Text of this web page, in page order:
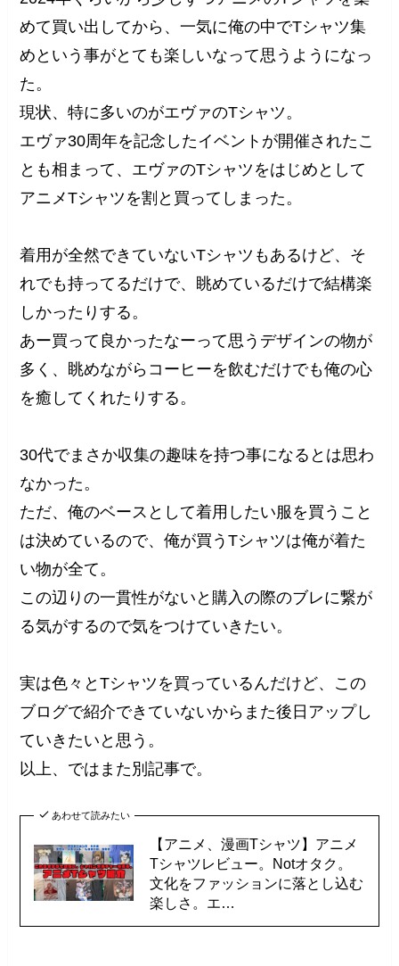
めて買い出してから、一気に俺の中でTシャツ集
めという事がとても楽しいなって思うようになっ
た。
現状、特に多いのがエヴァのTシャツ。
エヴァ30周年を記念したイベントが開催されたこ
とも相まって、エヴァのTシャツをはじめとして
アニメTシャツを割と買ってしまった。
着用が全然できていないTシャツもあるけど、そ
れでも持ってるだけで、眺めているだけで結構楽
しかったりする。
あー買って良かったなーって思うデザインの物が
多く、眺めながらコーヒーを飲むだけでも俺の心
を癒してくれたりする。
30代でまさか収集の趣味を持つ事になるとは思わ
なかった。
ただ、俺のベースとして着用したい服を買うこと
は決めているので、俺が買うTシャツは俺が着た
い物が全て。
この辺りの一貫性がないと購入の際のブレに繋が
る気がするので気をつけていきたい。
実は色々とTシャツを買っているんだけど、この
ブログで紹介できていないからまた後日アップし
ていきたいと思う。
以上、ではまた別記事で。
あわせて読みたい
【アニメ、漫画Tシャツ】アニメ
Tシャツレビュー。Notオタク。
文化をファッションに落とし込む
楽しさ。エ…